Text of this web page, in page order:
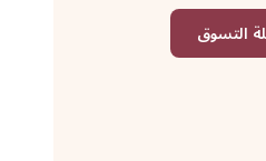
التسوق